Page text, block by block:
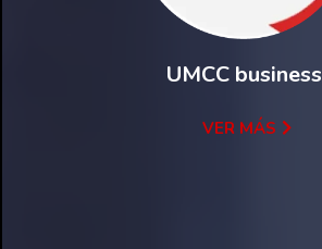
UMCC business
VER MÁS